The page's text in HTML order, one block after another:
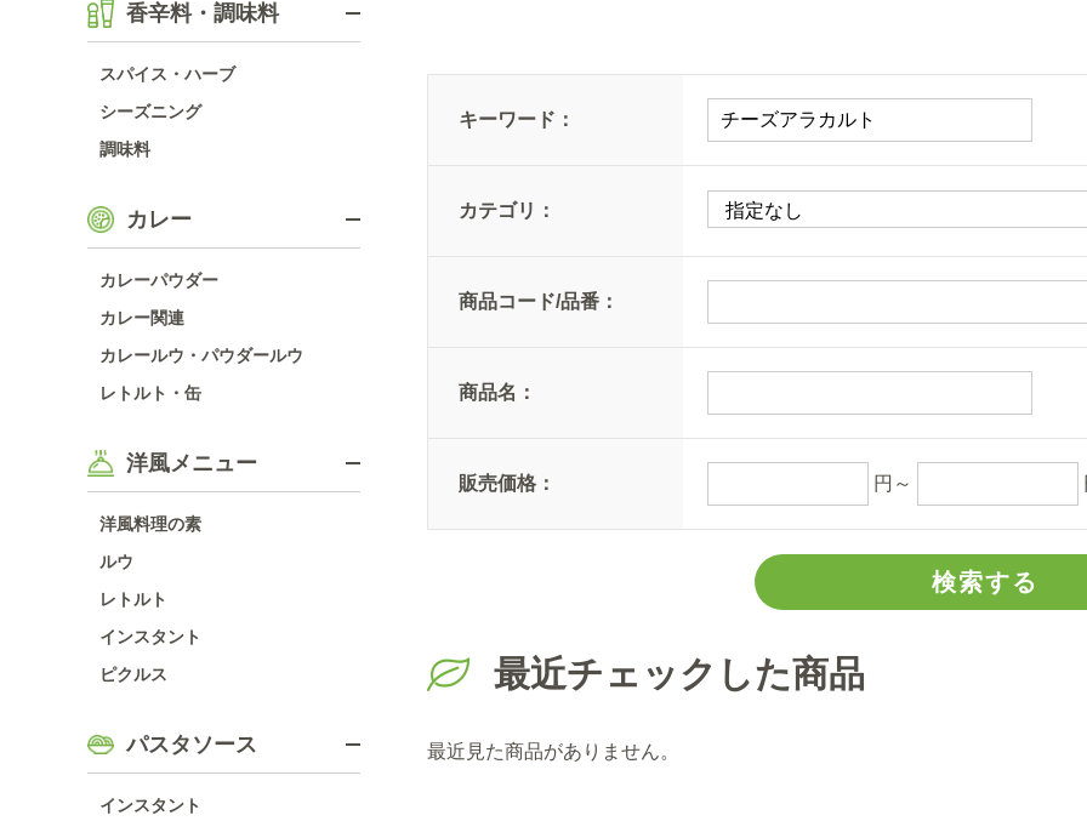
香辛料・調味料
スパイス・ハーブ
シーズニング
調味料
カレー
カレーパウダー
カレー関連
カレールウ・パウダールウ
レトルト・缶
洋風メニュー
洋風料理の素
ルウ
レトルト
インスタント
ピクルス
パスタソース
インスタント
キーワード：
カテゴリ：
商品コード/品番：
商品名：
販売価格： 円～
最近チェックした商品
最近見た商品がありません。